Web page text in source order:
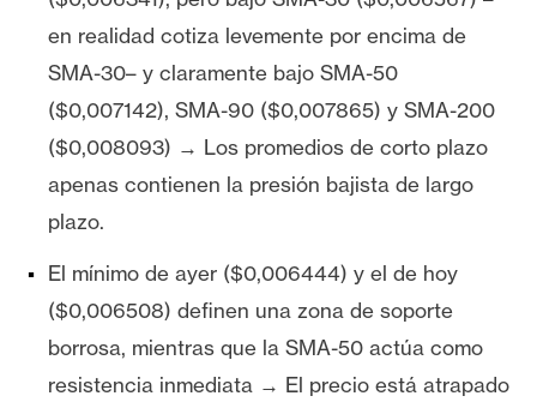
en realidad cotiza levemente por encima de
SMA-30– y claramente bajo SMA-50
($0,007142), SMA-90 ($0,007865) y SMA-200
($0,008093) → Los promedios de corto plazo
apenas contienen la presión bajista de largo
plazo.
El mínimo de ayer ($0,006444) y el de hoy
($0,006508) definen una zona de soporte
borrosa, mientras que la SMA-50 actúa como
resistencia inmediata → El precio está atrapado